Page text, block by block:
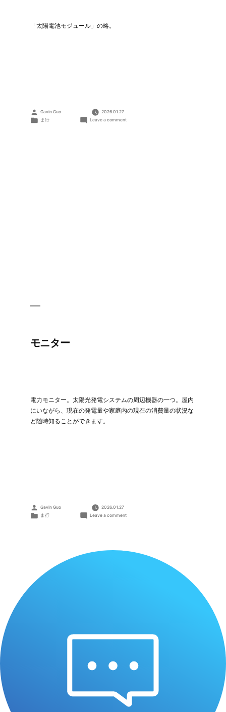
「太陽電池モジュール」の略。
Posted
by
Gavin Guo
2026.01.27
Posted
ま行 Leave a commenton
モニター
電力モニター。太陽光発電システムの周辺機器の一つ。屋内
にいながら、現在の発電量や家庭内の現在の消費量の状況な
ど随時知ることができます。
Posted
by
Gavin Guo
2026.01.27
Posted
ま行 Leave a commenton